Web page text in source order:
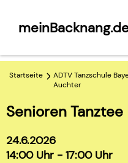
Startseite
ADTV Tanzschule
Auchter
Senioren Tanztee
24.6.2026
14:00 Uhr - 17:00 Uhr